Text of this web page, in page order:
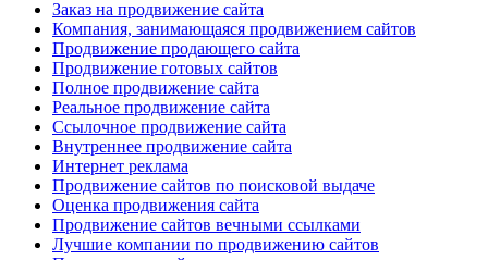
Заказ на продвижение сайта
Компания, занимающаяся продвижением сайтов
Продвижение продающего сайта
Продвижение готовых сайтов
Полное продвижение сайта
Реальное продвижение сайта
Ссылочное продвижение сайта
Внутреннее продвижение сайта
Интернет реклама
Продвижение сайтов по поисковой выдаче
Оценка продвижения сайта
Продвижение сайтов вечными ссылками
Лучшие компании по продвижению сайтов